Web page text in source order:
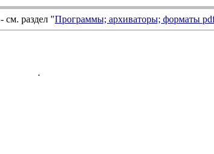
- см. раздел "Программы; архиваторы; форматы
.